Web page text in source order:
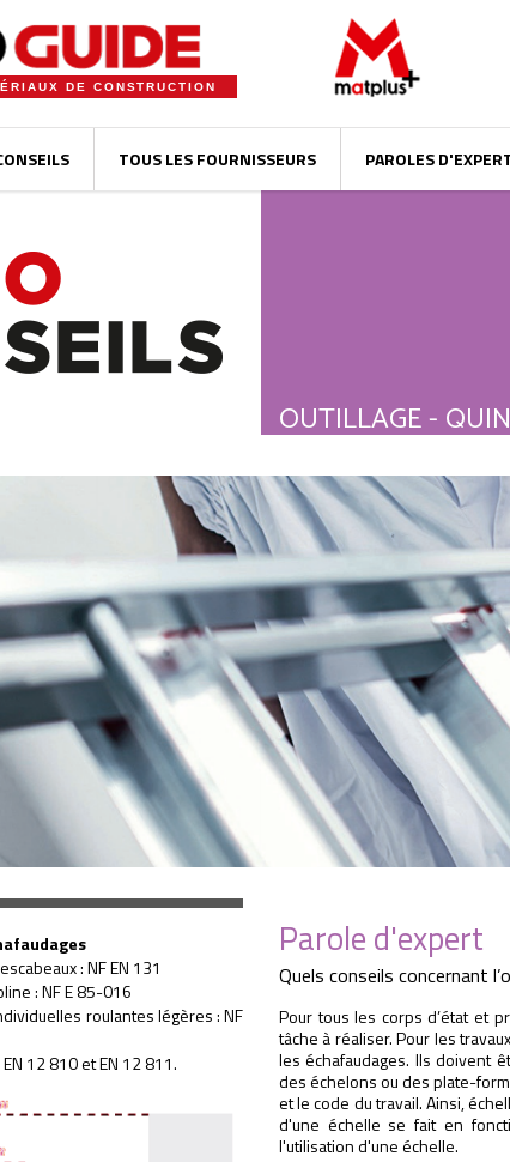
DE CONSTRUCTION
TOUS LES FOURNISSEURS PAROLES
OUTILLAGE -
: NF EN 131
: NF E 85-016
roulantes légères : NF
12 810 et EN 12 811.
Parole d'expert
Quels conseils concernant
Pour tous les corps d’état et
tâche à réaliser. Pour les
les échafaudages. Ils doivent
des échelons ou des plate-
et le code du travail. Ainsi,
d'une échelle se fait en
l'utilisation d'une échelle.